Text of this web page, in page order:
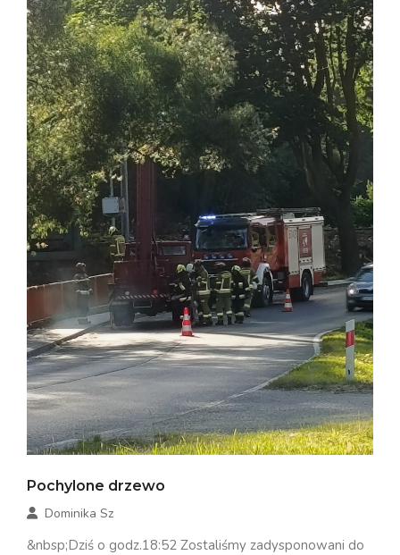
Pochylone drzewo
Dominika Sz
&nbsp;Dziś o godz.18:52 Zostaliśmy zadysponowani do